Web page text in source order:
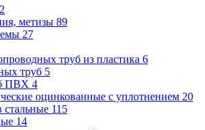
метизы 89
27
труб из пластика 6
труб 5
ПВХ 4
оцинкованные с уплотнением 20
стальные 115
14